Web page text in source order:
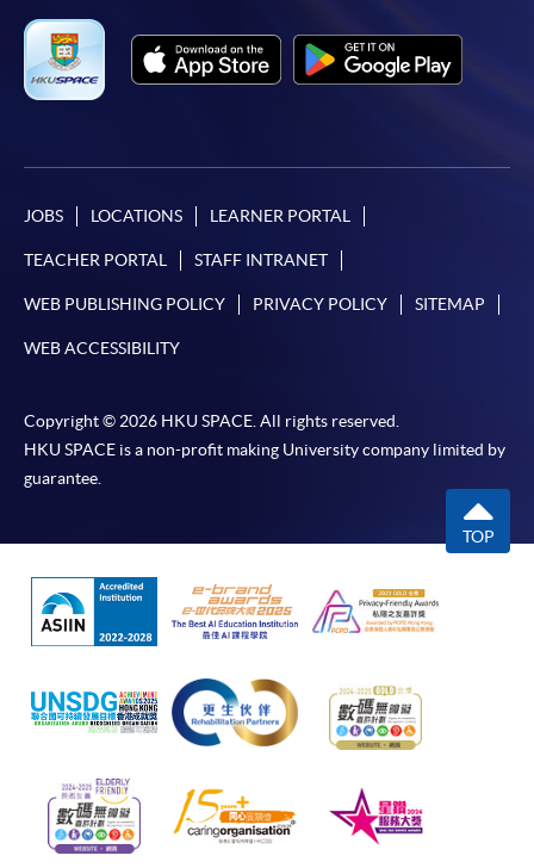
JOBS LOCATIONS LEARNER PORTAL
TEACHER PORTAL STAFF INTRANET
WEB PUBLISHING POLICY PRIVACY POLICY SITEMAP
WEB ACCESSIBILITY
Copyright © 2026 HKU SPACE. All rights reserved.
HKU SPACE is a non-profit making University company limited by
guarantee.
TOP